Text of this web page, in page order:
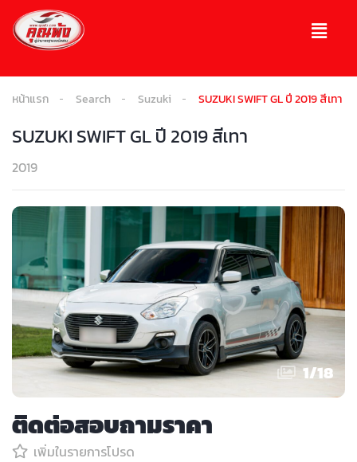
หน้าแรก Search Suzuki SUZUKI SWIFT GL ปี 2019 สีเทา
SUZUKI SWIFT GL ปี 2019 สีเทา
2019
1/18
ติดต่อสอบถามราคา
เพิ่มในรายการโปรด